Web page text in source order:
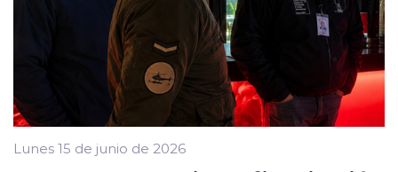
Lunes 15 de junio de 2026